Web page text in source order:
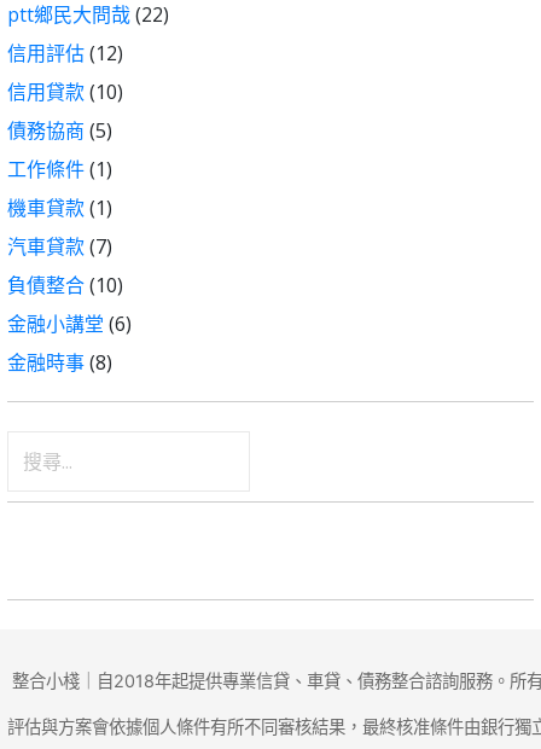
ptt鄉民大問哉(22)
信用評估(12)
信用貸款(10)
債務協商 (5)
工作條件(1)
機車貸款(1)
汽車貸款(7)
負債整合(10)
金融小講堂 (6)
金融時事(8)
搜
尋
關
整合小棧｜自2018年起提供專業信貸、車貸、債務整合諮詢服務。所
評估與方案會依據個人條件有所不同審核結果，最終核准條件由銀行獨